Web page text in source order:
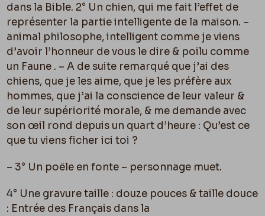
dans la Bible. 2° Un chien, qui me fait l’effet de
représenter la partie intelligente de la maison. –
animal philosophe, intelligent comme je viens
d’avoir l’honneur de vous le dire & poilu comme
un Faune . – A de suite remarqué que j’ai des
chiens, que je les aime, que je les préfère aux
hommes, que j’ai la conscience de leur valeur &
de leur supériorité morale, & me demande avec
son œil rond depuis un quart d’heure : Qu’est ce
que tu viens ficher ici toi ?
– 3° Un poële en fonte – personnage muet.
4° Une gravure taille : douze pouces & taille douce
: Entrée des Français dans la